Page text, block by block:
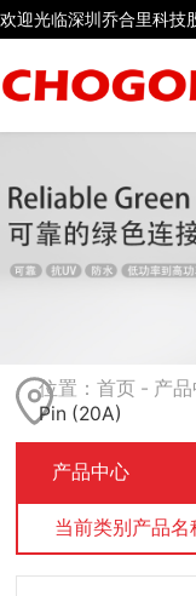
欢迎光临深圳乔合里科技
位置：首页 - 产
Pin (20A)
产品中心
当前类别产品名